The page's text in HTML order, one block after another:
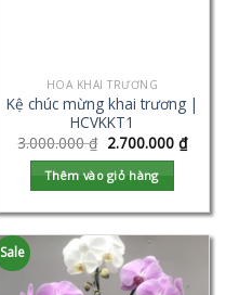
HOA KHAI TRƯƠNG
Kệ chúc mừng khai trương |
HCVKKT1
3.000.000₫ 2.700.000 ₫
Thêm vào giỏ hàng
Sale